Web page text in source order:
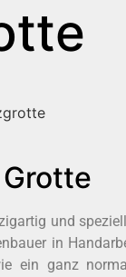
und
in
ein ganz